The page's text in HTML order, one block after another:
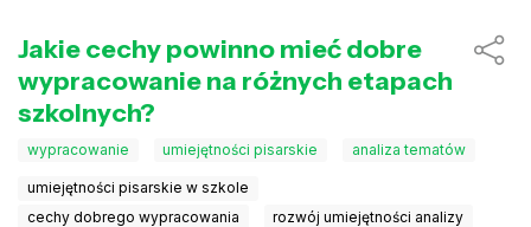
Jakie cechy powinno mieć dobre
wypracowanie na różnych etapach
szkolnych?
wypracowanie umiejętności pisarskie analiza tematów
umiejętności pisarskie w szkole
cechy dobrego wypracowania
rozwój umiejętności analizy